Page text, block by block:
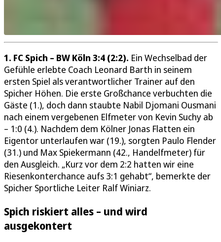
1. FC Spich – BW Köln 3:4 (2:2). Ein Wechselbad der
Gefühle erlebte Coach Leonard Barth in seinem
ersten Spiel als verantwortlicher Trainer auf den
Spicher Höhen. Die erste Großchance verbuchten die
Gäste (1.), doch dann staubte Nabil Djomani Ousmani
nach einem vergebenen Elfmeter von Kevin Suchy ab
– 1:0 (4.). Nachdem dem Kölner Jonas Flatten ein
Eigentor unterlaufen war (19.), sorgten Paulo Flender
(31.) und Max Spiekermann (42., Handelfmeter) für
den Ausgleich. „Kurz vor dem 2:2 hatten wir eine
Riesenkonterchance aufs 3:1 gehabt“, bemerkte der
Spicher Sportliche Leiter Ralf Winiarz.
Spich riskiert alles – und wird
ausgekontert